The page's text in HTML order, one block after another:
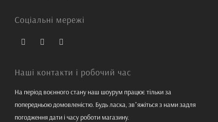
Соціальні мережі
Наші контакти і робочий час
На період воєнного стану наш шоурум працює тільки за
попередньою домовленістю. Будь ласка, звʼяжіться з нами задля
погодження дати і часу роботи магазину.